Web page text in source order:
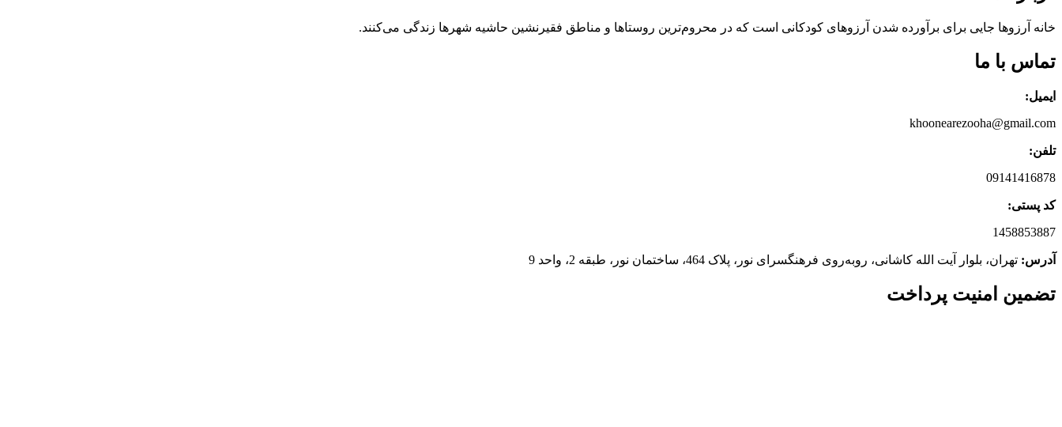
خانه آرزوها جایی برای برآورده شدن آرزوهای کودکانی است که در محروم‌ترین روستاها و مناطق فقیرنشین حاشیه شهرها زندگی می‌کنند.‌
تماس با ما
ایمیل:
khoonearezooha@gmail.com
تلفن:
09141416878
کد پستی:
1458853887
آدرس: تهران، بلوار آیت الله کاشانی، روبه‌روی فرهنگسرای نور، پلاک 464، ساختمان نور، طبقه 2، واحد 9
تضمین امنیت پرداخت